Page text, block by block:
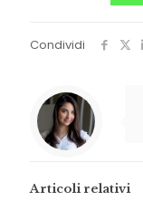
Condividi
Articoli relativi